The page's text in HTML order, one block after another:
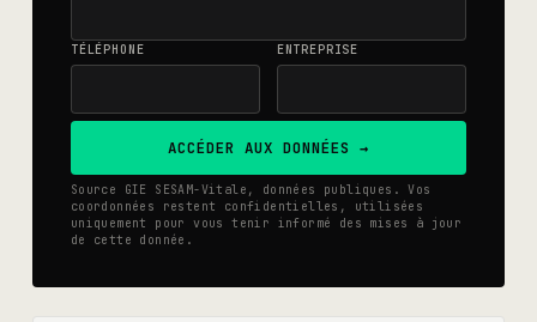
TÉLÉPHONE ENTREPRISE
ACCÉDER AUX DONNÉES →
Source GIE SESAM-Vitale, données publiques. Vos
coordonnées restent confidentielles, utilisées
uniquement pour vous tenir informé des mises à jour
de cette donnée.